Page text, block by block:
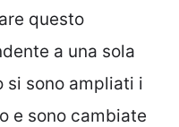
questo
a una sola
si sono ampliati i
e sono cambiate